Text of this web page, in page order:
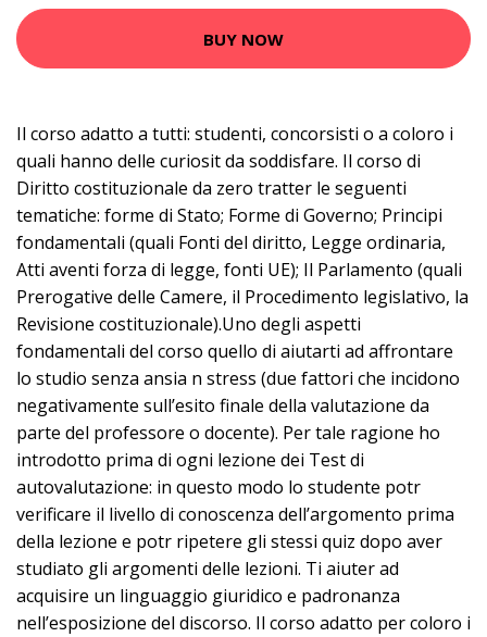
BUY NOW
Il corso adatto a tutti: studenti, concorsisti o a coloro i
quali hanno delle curiosit da soddisfare. Il corso di
Diritto costituzionale da zero tratter le seguenti
tematiche: forme di Stato; Forme di Governo; Principi
fondamentali (quali Fonti del diritto, Legge ordinaria,
Atti aventi forza di legge, fonti UE); Il Parlamento (quali
Prerogative delle Camere, il Procedimento legislativo, la
Revisione costituzionale).Uno degli aspetti
fondamentali del corso quello di aiutarti ad affrontare
lo studio senza ansia n stress (due fattori che incidono
negativamente sull’esito finale della valutazione da
parte del professore o docente). Per tale ragione ho
introdotto prima di ogni lezione dei Test di
autovalutazione: in questo modo lo studente potr
verificare il livello di conoscenza dell’argomento prima
della lezione e potr ripetere gli stessi quiz dopo aver
studiato gli argomenti delle lezioni. Ti aiuter ad
acquisire un linguaggio giuridico e padronanza
nell’esposizione del discorso. Il corso adatto per coloro i